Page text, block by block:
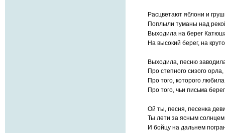
Расцветают яблони и
Поплыли туманы над
Выходила на берег
На высокий берег, на
Выходила, песню
Про степного сизого орла,
Про того, которого
Про того, чьи письма
Ой ты, песня, песенка
Ты лети за ясным солнцем
И бойцу на дальнем